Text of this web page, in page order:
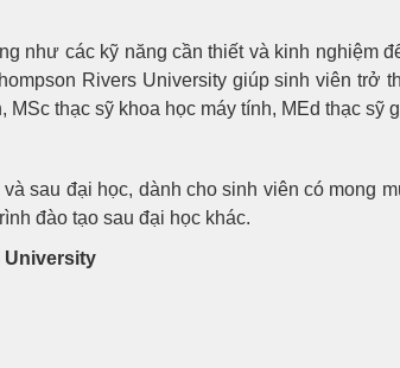
như các kỹ năng cần thiết và kinh nghiệm
Rivers University giúp sinh viên trở
thạc sỹ khoa học máy tính, MEd thạc sỹ
sau đại học, dành cho sinh viên có mong
đào tạo sau đại học khác.
University